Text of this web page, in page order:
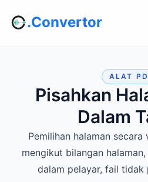
.Convertor
ALAT
Pisahkan
Dalam
Pemilihan halaman secara
mengikut bilangan
dalam pelayar, fail tidak